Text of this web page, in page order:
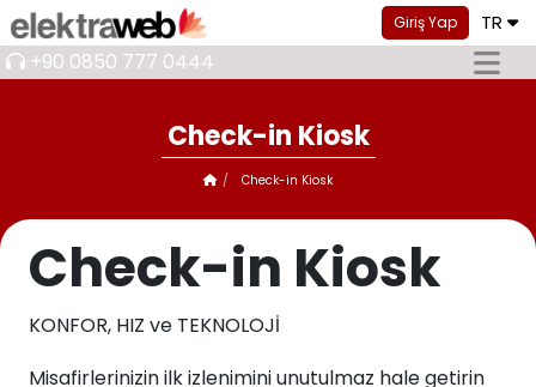
Giriş Yap TR
+90 0850 777 0444
Check-in Kiosk
Check-in Kiosk
Check-in Kiosk
KONFOR, HIZ ve TEKNOLOJİ
Misafirlerinizin ilk izlenimini unutulmaz hale getirin